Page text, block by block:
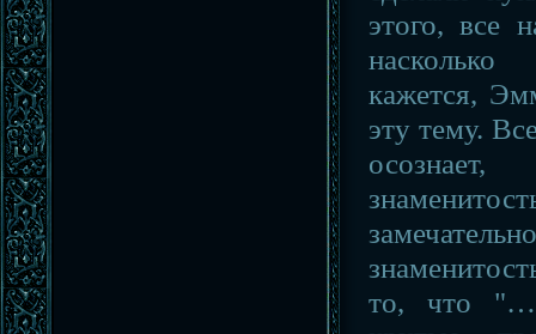
этого, все
кажется,
эту тему.
то, что "…